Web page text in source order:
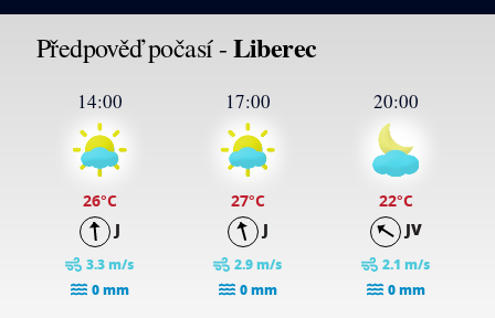
Předpověď počasí -Liberec
14:00
26°C
J
3.3 m/s
0 mm
17:00
27°C
J
2.9 m/s
0 mm
20:00
22°C
JV
2.1 m/s
0 mm